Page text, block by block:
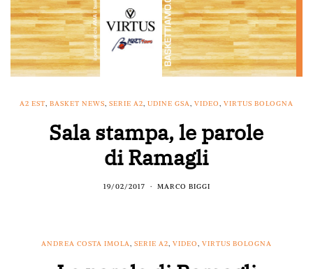
A2 EST, BASKET NEWS, SERIE A2, UDINE GSA, VIDEO, VIRTUS BOLOGNA
Sala stampa, le parole
di Ramagli
19/02/2017 MARCO BIGGI
ANDREA COSTA IMOLA, SERIE A2, VIDEO, VIRTUS BOLOGNA